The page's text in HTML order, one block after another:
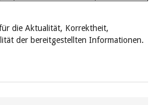
die Aktualität, Korrektheit,
der bereitgestellten Informationen.